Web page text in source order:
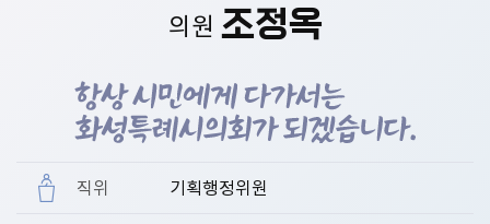
동
의원 조정옥
직위
기획행정위원